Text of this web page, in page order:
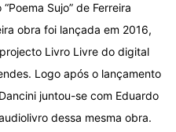
Sujo” de Ferreira
obra foi lançada em 2016,
Livro Livre do digital
Logo após o lançamento
juntou-se com Eduardo
dessa mesma obra.